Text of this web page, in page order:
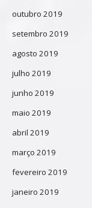
outubro 2019
setembro 2019
agosto 2019
julho 2019
junho 2019
maio 2019
abril 2019
março 2019
fevereiro 2019
janeiro 2019